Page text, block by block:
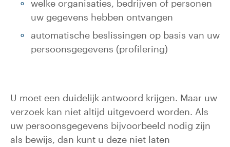
welke organisaties, bedrijven of personen
uw gegevens hebben ontvangen
automatische beslissingen op basis van uw
persoonsgegevens (profilering)
U moet een duidelijk antwoord krijgen. Maar uw
verzoek kan niet altijd uitgevoerd worden. Als
uw persoonsgegevens bijvoorbeeld nodig zijn
als bewijs, dan kunt u deze niet laten